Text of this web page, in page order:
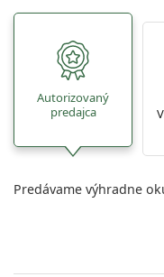
Autorizovaný
predajca
Predávame výhradne